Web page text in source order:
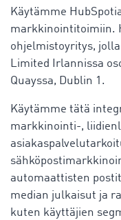
Käytämme
markkinointitoimiin.
ohjelmistoyritys,
Limited Irlannissa
Quayssa, Dublin 1.
Käytämme tätä
markkinointi-,
automaattisten
median julkaisut ja
kuten käyttäjien